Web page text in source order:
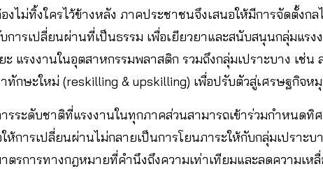
ไม่ทิ้งใครไว้ข้างหลัง ภาคประชาชนจึงเสนอให้มีการจัดตั้งกล
การเปลี่ยนผ่านที่เป็นธรรม เพื่อเยียวยาและสนับสนุนกลุ่มแร
แรงงานในอุตสาหกรรมพลาสติก รวมถึงกลุ่มเปราะบาง เช่น
กษะใหม่ (reskilling & upskilling) เพื่อปรับตัวสู่เศรษฐกิจห
รระดับชาติที่แรงงานในทุกภาคส่วนสามารถเข้าร่วมกำหนดทิ
ห้การเปลี่ยนผ่านไม่กลายเป็นการโยนภาระให้กับกลุ่มเปราะบ
ตรการทางกฎหมายที่คำนึงถึงความเท่าเทียมและลดความเห